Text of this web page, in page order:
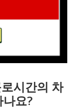
시간의 차
요?